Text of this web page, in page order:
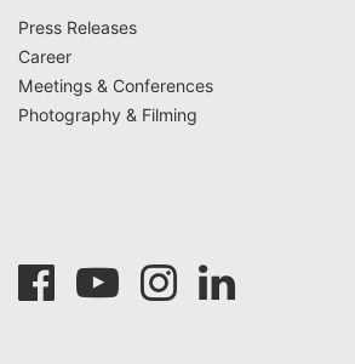
Press Releases
Career
Meetings & Conferences
Photography & Filming